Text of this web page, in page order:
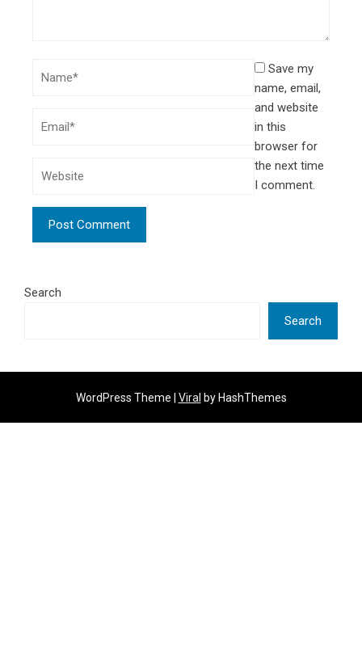
Save my
name, email,
and website
in this
browser for
the next time
I comment.
Search
Search
WordPress Theme | Viral by HashThemes